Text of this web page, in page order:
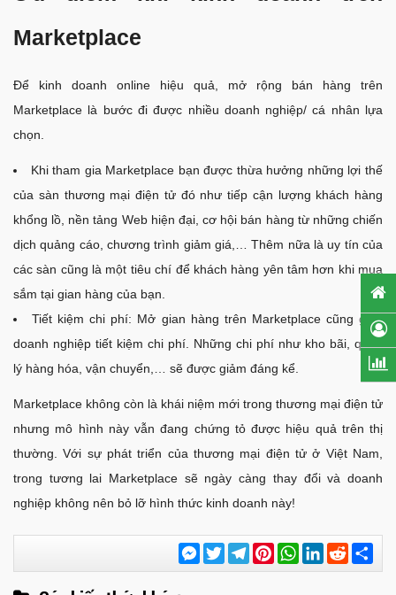
Marketplace
Để kinh doanh online hiệu quả, mở rộng bán hàng trên
Marketplace là bước đi được nhiều doanh nghiệp/ cá nhân lựa
chọn.
Khi tham gia Marketplace bạn được thừa hưởng những lợi thế
của sàn thương mại điện tử đó như tiếp cận lượng khách hàng
khổng lồ, nền tảng Web hiện đại, cơ hội bán hàng từ những chiến
dịch quảng cáo, chương trình giảm giá,… Thêm nữa là uy tín của
các sàn cũng là một tiêu chí để khách hàng yên tâm hơn khi mua
sắm tại gian hàng của bạn.
Tiết kiệm chi phí: Mở gian hàng trên Marketplace cũng giúp
doanh nghiệp tiết kiệm chi phí. Những chi phí như kho bãi, quản
lý hàng hóa, vận chuyển,… sẽ được giảm đáng kể.
Marketplace không còn là khái niệm mới trong thương mại điện tử
nhưng mô hình này vẫn đang chứng tỏ được hiệu quả trên thị
thường. Với sự phát triển của thương mại điện tử ở Việt Nam,
trong tương lai Marketplace sẽ ngày càng thay đổi và doanh
nghiệp không nên bỏ lỡ hình thức kinh doanh này!
Messenger
TwitterTelegramPinterestWhatsApp
LinkedInReddit